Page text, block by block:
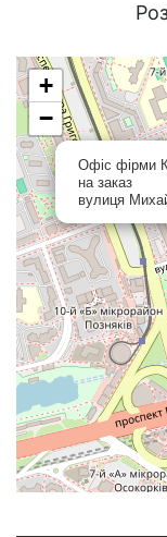
Офіс фірми
на заказ
вулиця
+
−